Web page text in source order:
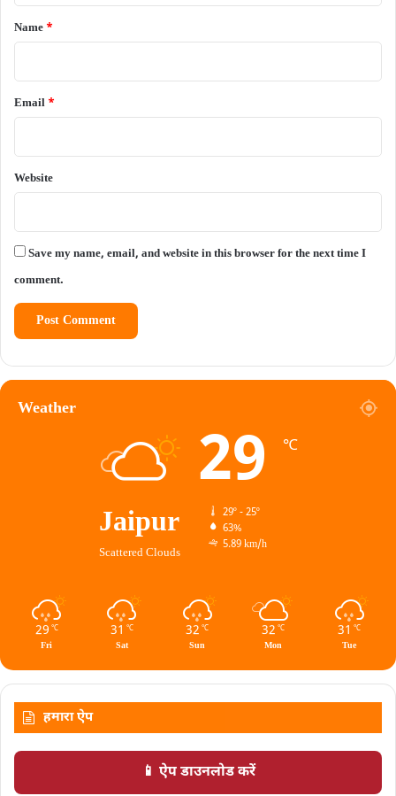
*
Name *
Email *
Website
Save my name, email, and website in this browser for the next time I
comment.
Weather
Jaipur
Scattered Clouds
29 ℃
29º - 25º
63%
5.89 km/h
29 ℃
Fri
31 ℃
Sat
32 ℃
Sun
32 ℃
Mon
31 ℃
Tue
हमारा ऐप
📱 ऐप डाउनलोड करें